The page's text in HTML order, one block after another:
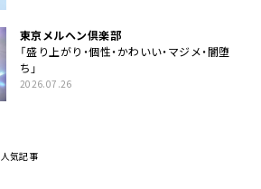
東京メルヘン倶楽部
「盛り上がり・個性・かわいい・マジメ・闇堕
ち」
2026.07.26
人気記事